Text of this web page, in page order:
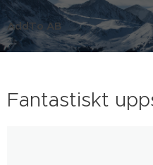
AddTo AB
Fantastiskt